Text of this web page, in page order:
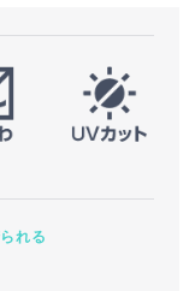
れる